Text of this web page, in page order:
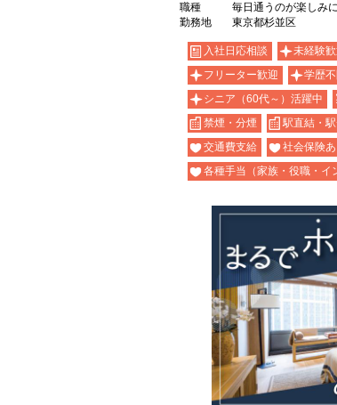
職種
毎日通うのが楽しみ
勤務地
東京都杉並区
入社日応相談 未経験
フリーター歓迎
学歴
シニア（60代～）活躍中
禁煙・分煙
駅直結・駅
交通費支給
社会保険あ
各種手当（家族・役職・イ